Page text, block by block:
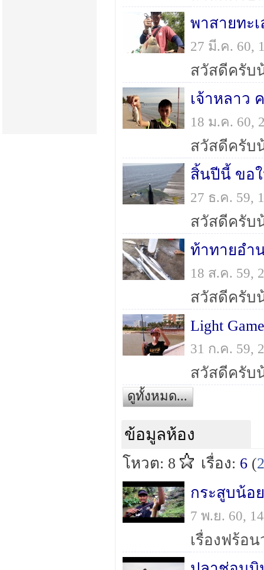
พาสายทะ
27 มี.ค. 60,
เจ้าหลาว
18 ม.ค. 60,
สิ้นปีนี้ ขอ
27 ธ.ค. 59,
ท้าทายอำ
18 ส.ค. 59,
Light
31 ก.ค. 59,
ดูทั้งหมด...
ข้อมูลห้อง
โหวต: 8 เรื่อง: 6 (
กระสูบน้อ
7 พ.ย. 60,